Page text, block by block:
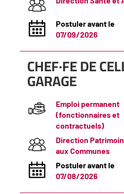
Postuler avant le
07/09/2026
CHEF·FE DE
GARAGE
(Nouvelle
fenêtre)
Emploi permanent
(fonctionnaires et
contractuels)
Direction
aux Communes
Postuler avant le
07/08/2026